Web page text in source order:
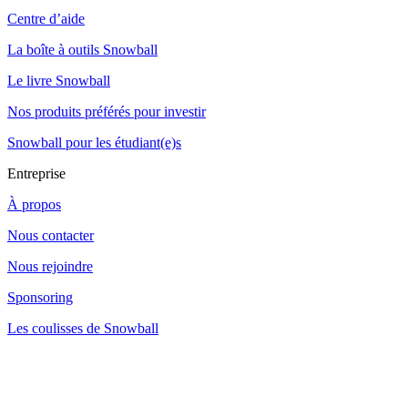
Centre d’aide
La boîte à outils Snowball
Le livre Snowball
Nos produits préférés pour investir
Snowball pour les étudiant(e)s
Entreprise
À propos
Nous contacter
Nous rejoindre
Sponsoring
Les coulisses de Snowball